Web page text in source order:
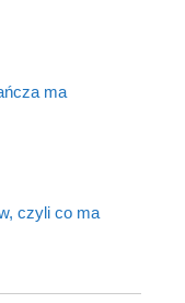
ma
czyli co ma